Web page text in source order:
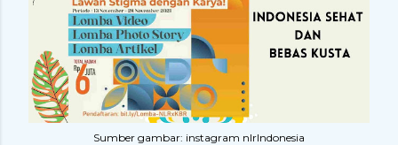
Sumber gambar: instagram nlrIndonesia